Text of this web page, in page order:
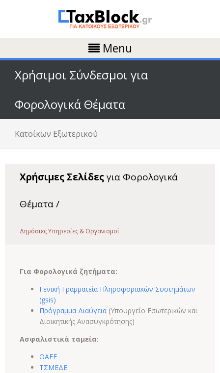
Menu
Χρήσιμοι Σύνδεσμοι για
Φορολογικά Θέματα
Κατοίκων Εξωτερικού
Χρήσιμες Σελίδεςγια Φορολογικά
Θέματα /
Δημόσιες Υπηρεσίες & Οργανισμοί
Για Φορολογικά ζητήματα:
Γενική Γραμματεία Πληροφοριακών Συστημάτων
(gsis)
Πρόγραμμα Διαύγεια (Yπουργείο Εσωτερικών και
Διοικητικής Ανασυγκρότησης)
Ασφαλιστικά ταμεία:
ΟΑΕΕ
ΤΣΜΕΔΕ